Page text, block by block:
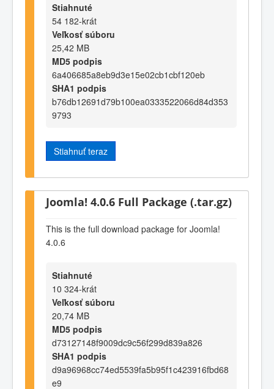
Stiahnuté
54 182-krát
Veľkosť súboru
25,42 MB
MD5 podpis
6a406685a8eb9d3e15e02cb1cbf120eb
SHA1 podpis
b76db12691d79b100ea0333522066d84d353
9793
Stiahnuť teraz
Joomla! 4.0.6 Full Package (.tar.gz)
This is the full download package for Joomla!
4.0.6
Stiahnuté
10 324-krát
Veľkosť súboru
20,74 MB
MD5 podpis
d73127148f9009dc9c56f299d839a826
SHA1 podpis
d9a96968cc74ed5539fa5b95f1c423916fbd68
e9